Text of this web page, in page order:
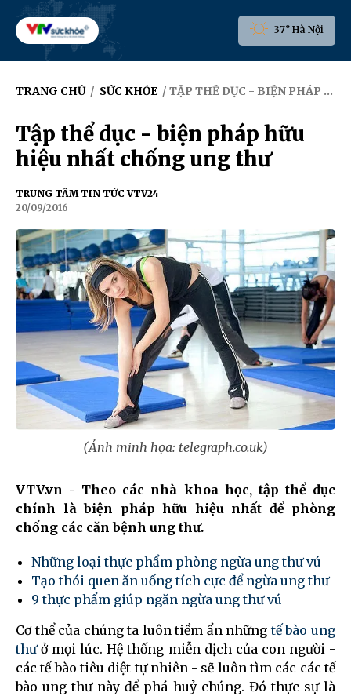
37° Hà Nội
TRANG CHỦ / SỨC KHỎE / TẬP THỂ DỤC - BIỆN PHÁP HỮU HIỆU NHẤT CHỐNG UNG THƯ
Tập thể dục - biện pháp hữu
hiệu nhất chống ung thư
TRUNG TÂM TIN TỨC VTV24
20/09/2016
(Ảnh minh họa: telegraph.co.uk)
VTV.vn - Theo các nhà khoa học, tập thể dục
chính là biện pháp hữu hiệu nhất để phòng
chống các căn bệnh ung thư.
Những loại thực phẩm phòng ngừa ung thư vú
Tạo thói quen ăn uống tích cực để ngừa ung thư
9 thực phẩm giúp ngăn ngừa ung thư vú
Cơ thể của chúng ta luôn tiềm ẩn nhữngtế bào ung
thưở mọi lúc. Hệ thống miễn dịch của con người -
các tế bào tiêu diệt tự nhiên - sẽ luôn tìm các các tế
bào ung thư này để phá huỷ chúng. Đó thực sự là